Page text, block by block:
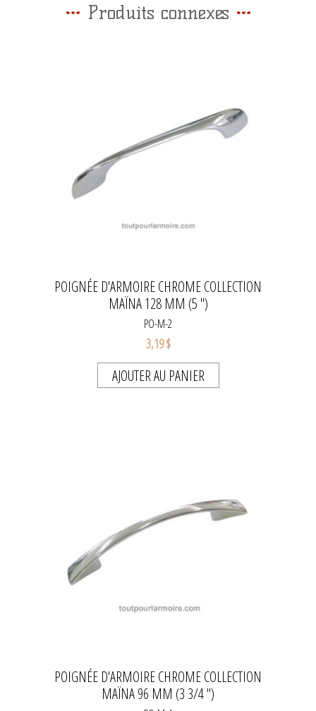
Produits connexes
POIGNÉE D'ARMOIRE CHROME COLLECTION
MAÏNA 128 MM (5 ")
PO-M-2
3,19 $
AJOUTER AU PANIER
POIGNÉE D'ARMOIRE CHROME COLLECTION
MAÏNA 96 MM (3 3/4 ")